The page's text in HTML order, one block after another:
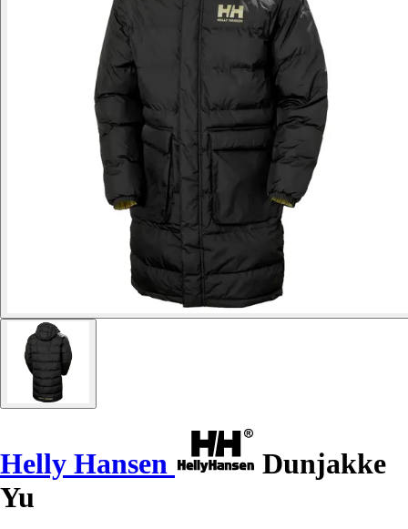
Helly Hansen
Dunjakke
Yu